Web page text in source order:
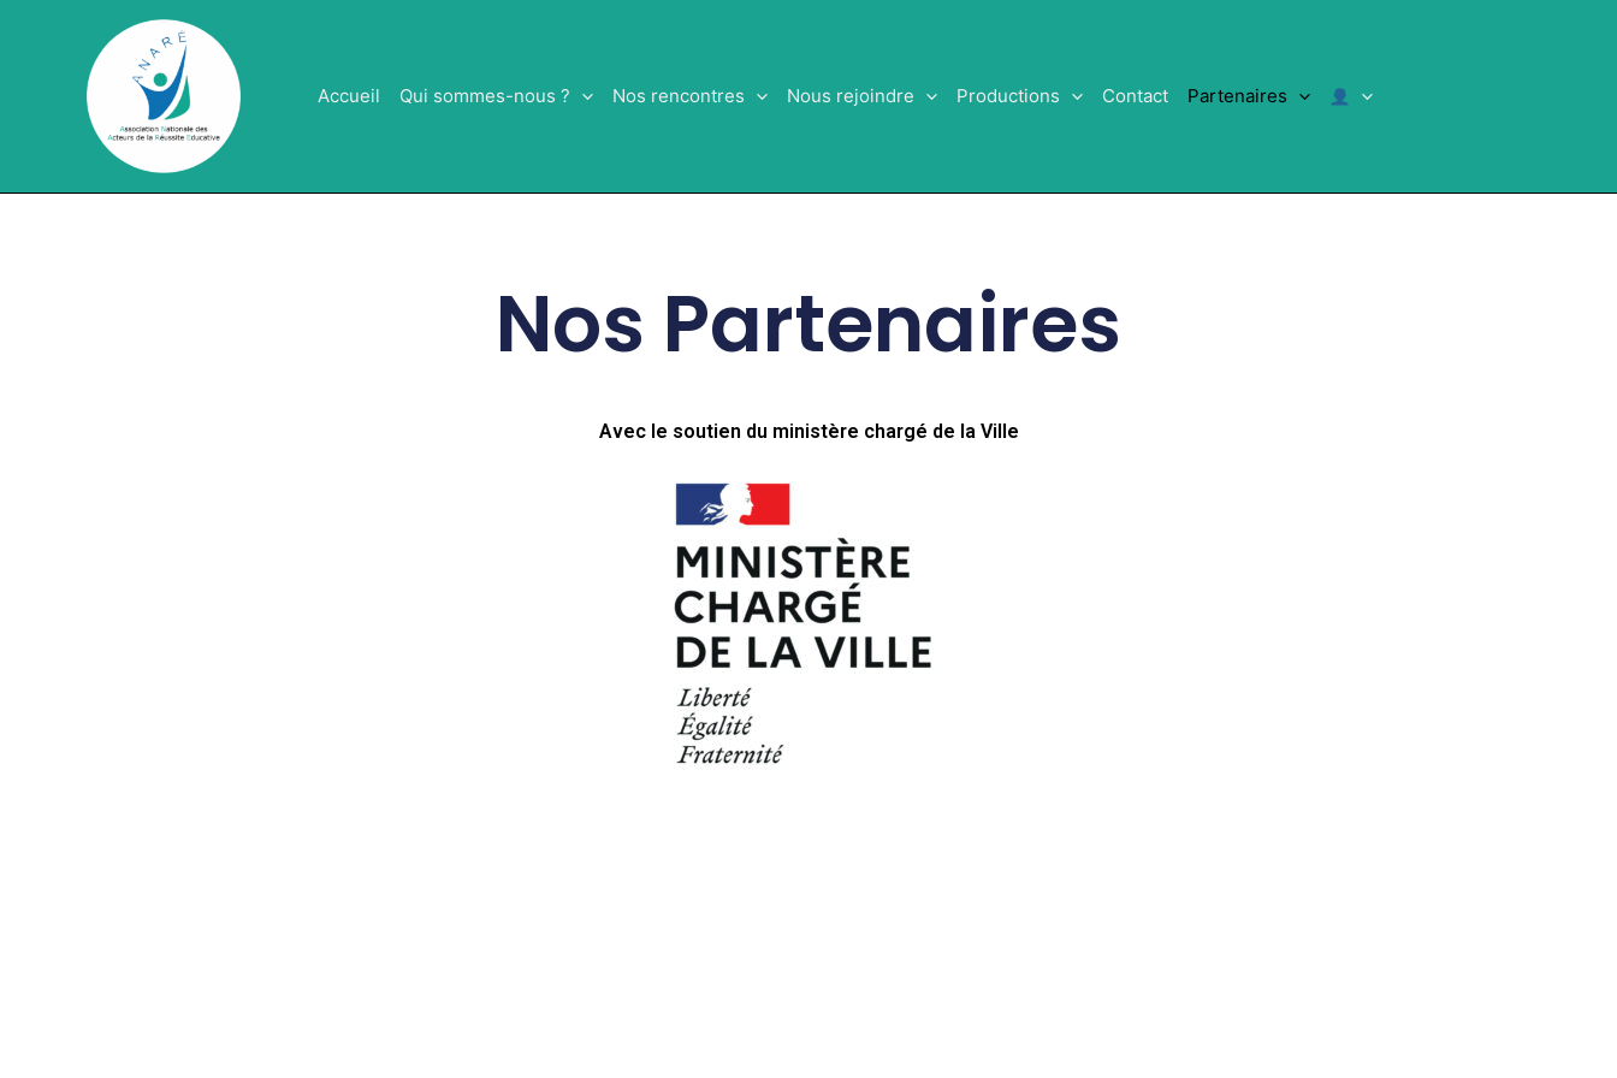
Accueil Qui sommes-nous ? Nos rencontres Nous rejoindre Productions Contact Partenaires
Nos Partenaires
Avec le soutien du ministère chargé de la Ville